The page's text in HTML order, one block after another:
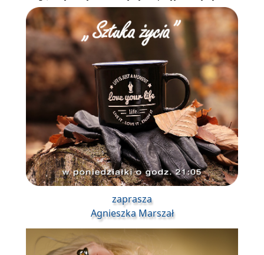
zaprasza
Agnieszka Marszał